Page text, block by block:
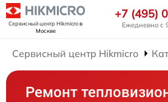
Сервисный центр Hikmicroв
Москве
+7 (495)
Ежедневно с
Сервисный центр Hikmicro
Ремонт